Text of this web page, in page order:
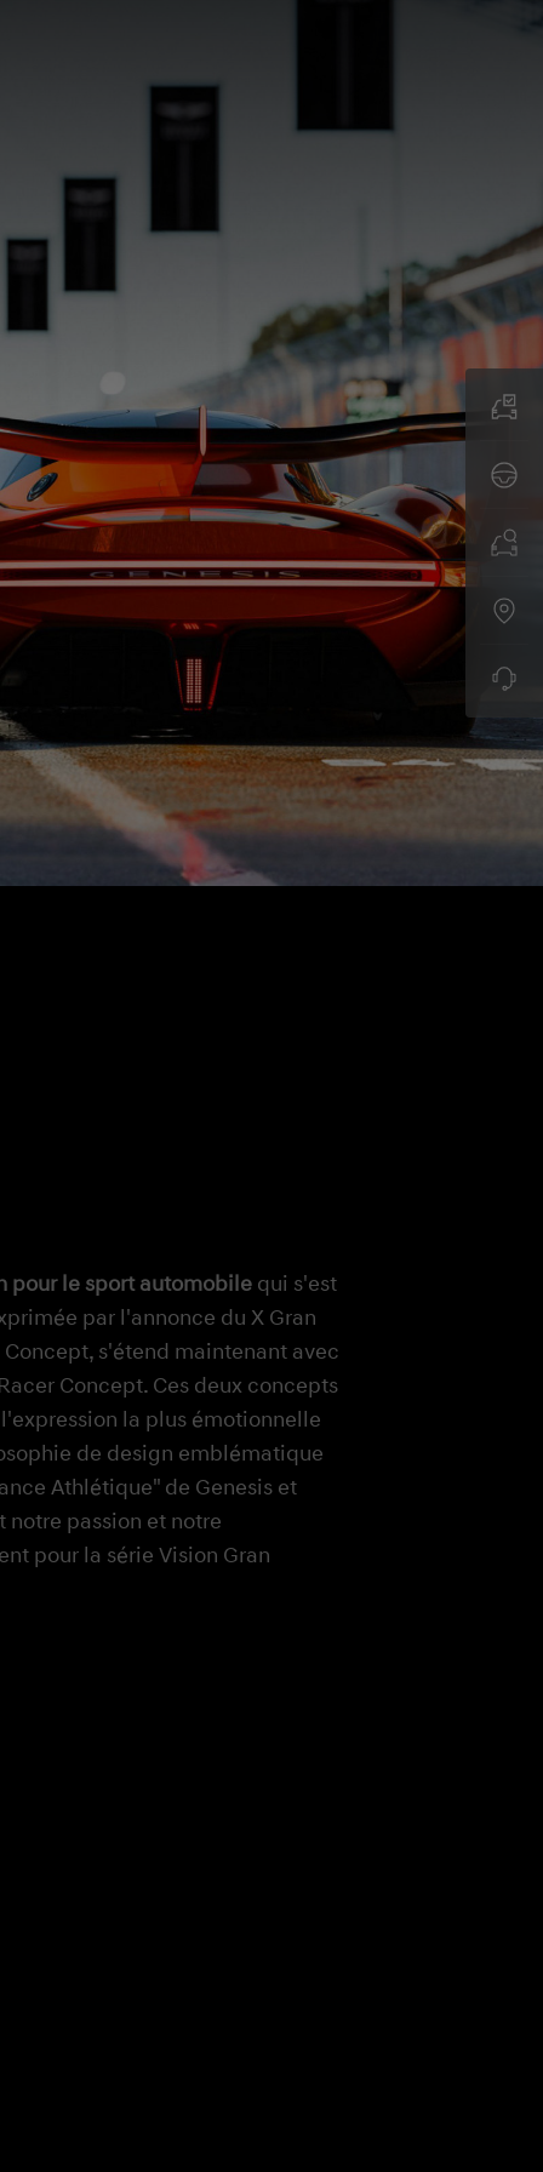
pour le sport automobilequi s'est
par l'annonce du X Gran
s'étend maintenant avec
Concept. Ces deux concepts
la plus émotionnelle
de design emblématique
Athlétique" de Genesis et
passion et notre
pour la série Vision Gran
permanente
Magma